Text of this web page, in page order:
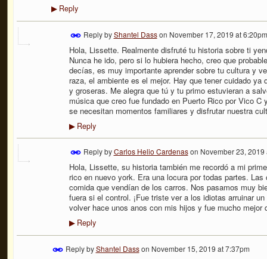
▶Reply
Reply byShantel Dasson November 17, 2019 at 6:20pm
Hola, Lissette. Realmente disfruté tu historia sobre ti
Nunca he ido, pero si lo hubiera hecho, creo que
decías, es muy importante aprender sobre tu cultura y
raza, el ambiente es el mejor. Hay que tener cuidado
y groseras. Me alegra que tú y tu primo estuvieran a
música que creo fue fundado en Puerto Rico por Vico
se necesitan momentos familiares y disfrutar nuestra
▶Reply
Reply byCarlos Helio Cardenason November 23, 2019
Hola, Lissette, su historia también me recordó a mi
rico en nuevo york. Era una locura por todas partes.
comida que vendían de los carros. Nos pasamos muy
fuera si el control. ¡Fue triste ver a los idiotas arruinar
volver hace unos anos con mis hijos y fue mucho mejor
▶Reply
Reply byShantel Dasson November 15, 2019 at 7:37pm